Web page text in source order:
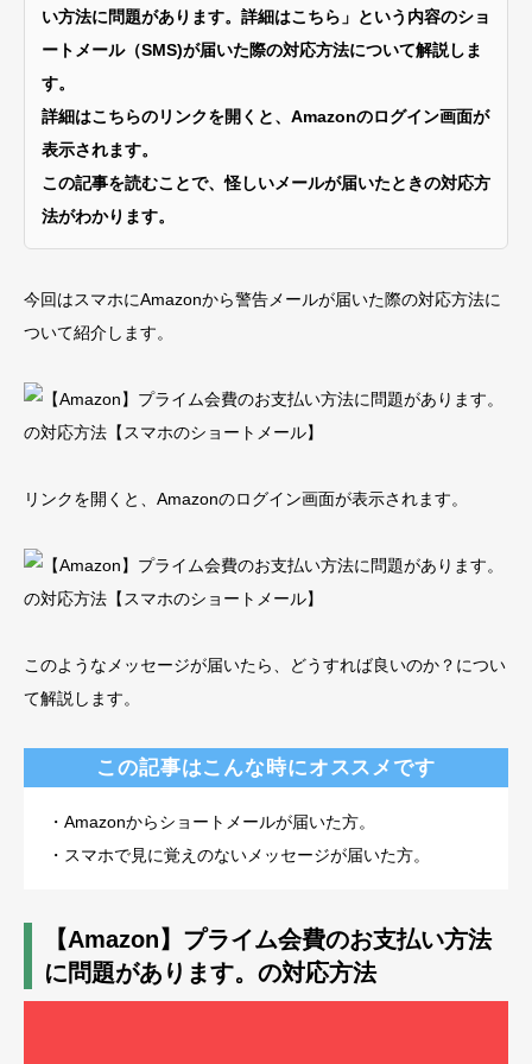
い方法に問題があります。詳細はこちら」という内容のショ
ートメール（SMS)が届いた際の対応方法について解説しま
す。
詳細はこちらのリンクを開くと、Amazonのログイン画面が
表示されます。
この記事を読むことで、怪しいメールが届いたときの対応方
法がわかります。
今回はスマホにAmazonから警告メールが届いた際の対応方法に
ついて紹介します。
リンクを開くと、Amazonのログイン画面が表示されます。
このようなメッセージが届いたら、どうすれば良いのか？につい
て解説します。
この記事はこんな時にオススメです
・Amazonからショートメールが届いた方。
・スマホで見に覚えのないメッセージが届いた方。
【Amazon】プライム会費のお支払い方法
に問題があります。の対応方法